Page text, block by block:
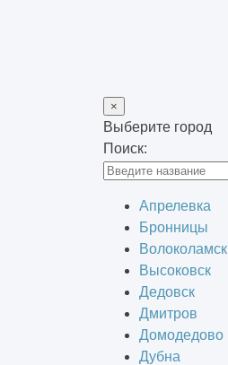
×
Выберите город
Поиск:
Апрелевка
Бронницы
Волоколамск
Высоковск
Дедовск
Дмитров
Домодедово
Дубна